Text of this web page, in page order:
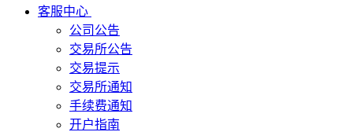
客服中心
公司公告
交易所公告
交易提示
交易所通知
手续费通知
开户指南